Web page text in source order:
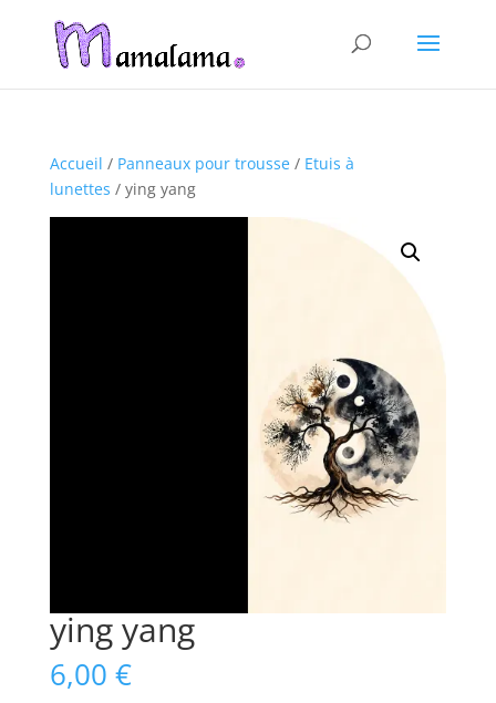
Accueil / Panneaux pour trousse/ Etuis à
lunettes / ying yang
ying yang
6,00 €